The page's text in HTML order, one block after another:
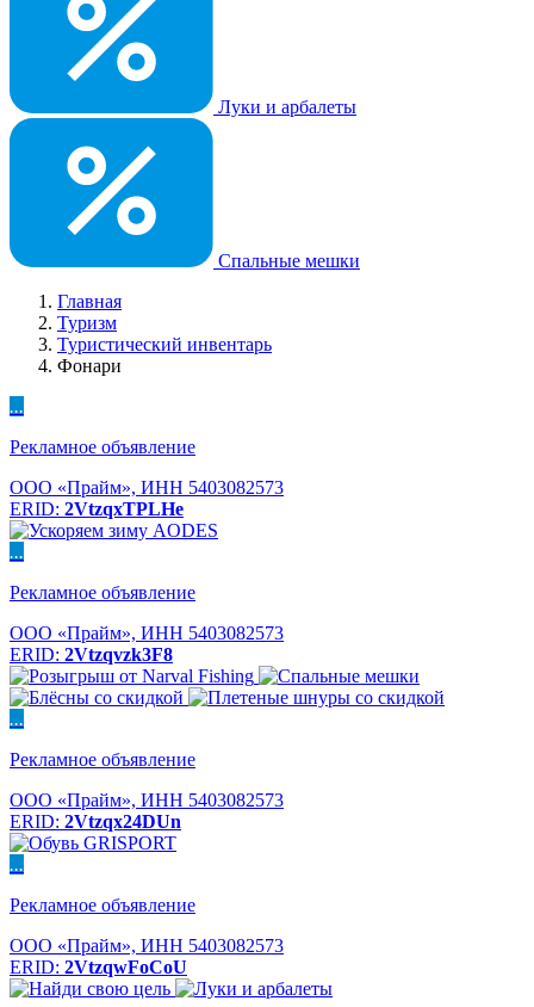
Луки и арбалеты
Спальные мешки
Главная
Туризм
Туристический инвентарь
Фонари
...
Рекламное объявление
ООО «Прайм», ИНН 5403082573
ERID: 2VtzqxTPLHe
...
Рекламное объявление
ООО «Прайм», ИНН 5403082573
ERID: 2Vtzqvzk3F8
...
Рекламное объявление
ООО «Прайм», ИНН 5403082573
ERID: 2Vtzqx24DUn
...
Рекламное объявление
ООО «Прайм», ИНН 5403082573
ERID: 2VtzqwFoCoU